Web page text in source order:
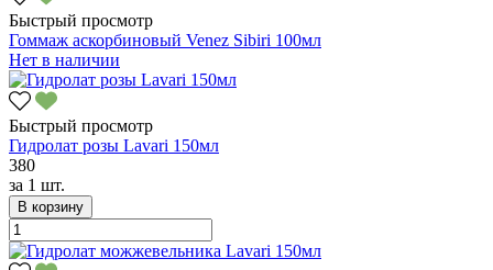
Быстрый просмотр
Гоммаж аскорбиновый Venez Sibiri 100мл
Нет в наличии
Быстрый просмотр
Гидролат розы Lavari 150мл
380
за 1 шт.
В корзину